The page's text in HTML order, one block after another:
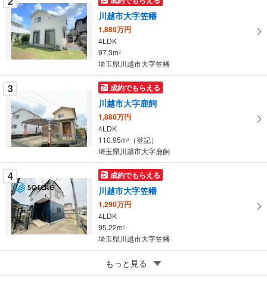
を
マ
イ
ペ
ジ
に
保
存
す
る
川越市大字笠幡
1,880万円
4LDK
97.3m2
埼玉県川越市大字笠幡
3 成約でもらえる
川越市大字鹿飼
1,880万円
4LDK
110.95m2
（登記）
埼玉県川越市大字鹿飼
4 成約でもらえる
川越市大字笠幡
1,290万円
4LDK
95.22m2
埼玉県川越市大字笠幡
成約でもらえる
川越市大字萱沼
もっと見る